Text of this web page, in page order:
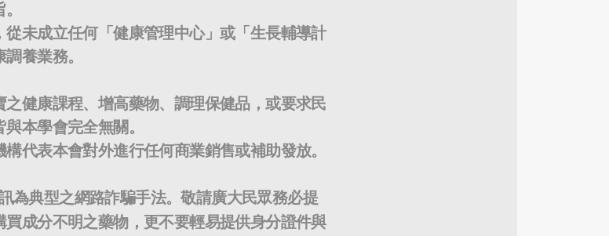
未成立任何「健康管理中心」或「生長輔導計
養業務。
健康課程、增高藥物、調理保健品，或要求民
本學會完全無關。
代表本會對外進行任何商業銷售或補助發放。
為典型之網路詐騙手法。敬請廣大民眾務必提
成分不明之藥物，更不要輕易提供身分證件與